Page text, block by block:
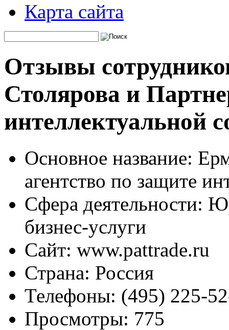
Карта сайта
Отзывы
Столярова и
интеллектуальной
Основное название:
агентство по защите
Сфера деятельности:
бизнес-услуги
Сайт: www.pattrade.ru
Страна: Россия
Телефоны: (495) 225-
Просмотры: 775